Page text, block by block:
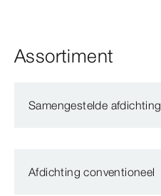
Assortiment
Samengestelde afdichting
Afdichting conventioneel